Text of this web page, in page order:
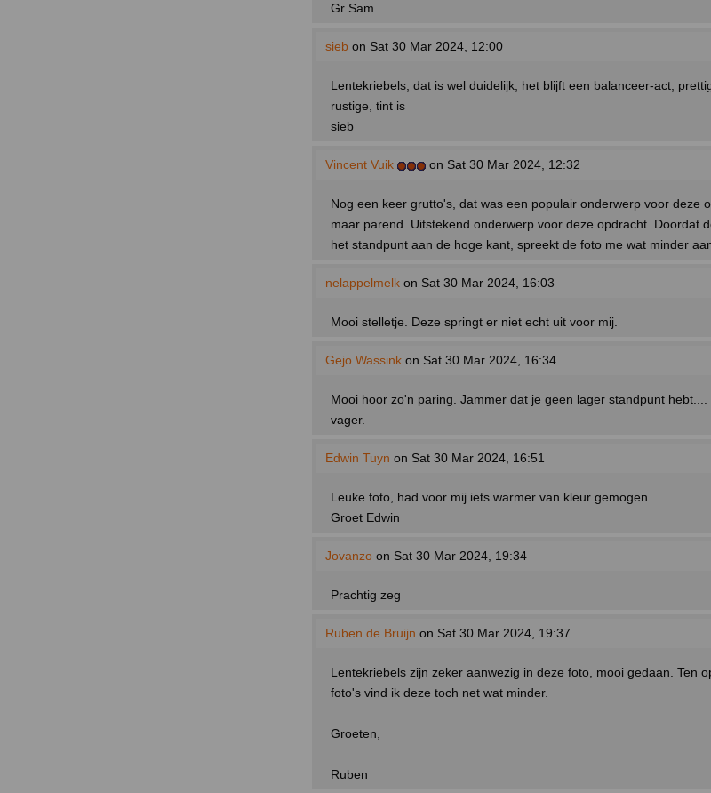
Gr Sam
sieb on Sat 30 Mar 2024, 12:00
Lentekriebels, dat is wel duidelijk, het blijft een balanceer-act,
rustige, tint is
sieb
Vincent Vuik on Sat 30 Mar 2024, 12:32
Nog een keer grutto's, dat was een populair onderwerp voor deze
maar parend. Uitstekend onderwerp voor deze opdracht. Doordat
het standpunt aan de hoge kant, spreekt de foto me wat minder
nelappelmelk on Sat 30 Mar 2024, 16:03
Mooi stelletje. Deze springt er niet echt uit voor mij.
Gejo Wassink on Sat 30 Mar 2024, 16:34
Mooi hoor zo'n paring. Jammer dat je geen lager standpunt
vager.
Edwin Tuyn on Sat 30 Mar 2024, 16:51
Leuke foto, had voor mij iets warmer van kleur gemogen.
Groet Edwin
Jovanzo on Sat 30 Mar 2024, 19:34
Prachtig zeg
Ruben de Bruijn on Sat 30 Mar 2024, 19:37
Lentekriebels zijn zeker aanwezig in deze foto, mooi gedaan. Ten
foto's vind ik deze toch net wat minder.
Groeten,
Ruben